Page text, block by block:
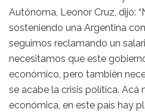
Autónoma, Leonor Cruz, dijo:
sosteniendo una Argentina
seguimos reclamando un
necesitamos que este
económico, pero también
se acabe la crisis política. Acá
económica, en este país hay